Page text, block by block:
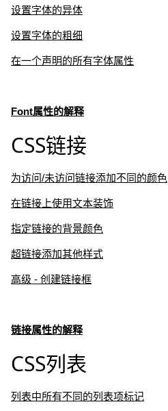
设置字体的异体
设置字体的粗细
在一个声明的所有字体属性
Font属性的解释
CSS链接
为访问/未访问链接添加不同的颜色
在链接上使用文本装饰
指定链接的背景颜色
超链接添加其他样式
高级 - 创建链接框
链接属性的解释
CSS列表
列表中所有不同的列表项标记